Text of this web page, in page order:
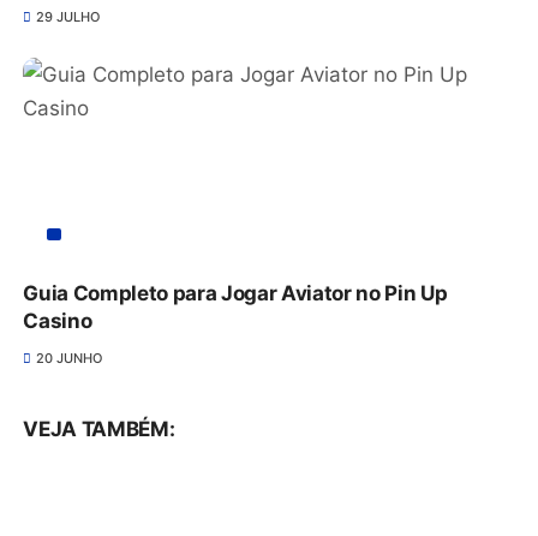
29 JULHO
Guia Completo para Jogar Aviator no Pin Up
Casino
20 JUNHO
VEJA TAMBÉM: